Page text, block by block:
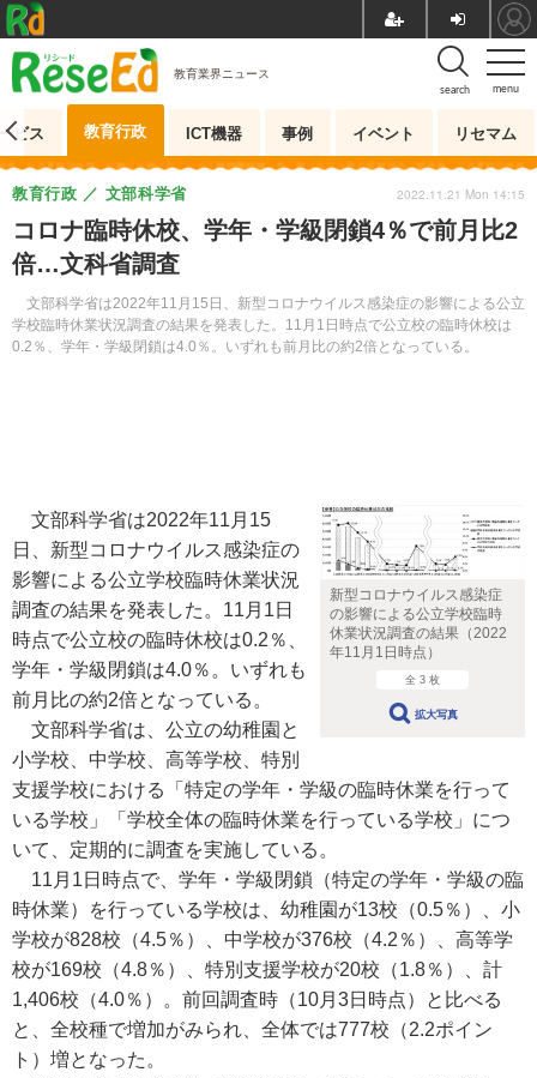
menu
search
教育業界ニュース
ビス 教育行政 ICT機器 事例 イベント リセマム
コロナ臨時休校、学年・学級閉鎖4％で前月比2
倍…文科省調査
文部科学省は2022年11月15日、新型コロナウイルス感染症の影響による公立
学校臨時休業状況調査の結果を発表した。11月1日時点で公立校の臨時休校は
0.2％、学年・学級閉鎖は4.0％。いずれも前月比の約2倍となっている。
教育行政 文部科学省 2022.11.21 Mon 14:15
新型コロナウイルス感染症
の影響による公立学校臨時
休業状況調査の結果（2022
年11月1日時点）
全 3 枚
拡大写真
文部科学省は2022年11月15
日、新型コロナウイルス感染症の
影響による公立学校臨時休業状況
調査の結果を発表した。11月1日
時点で公立校の臨時休校は0.2％、
学年・学級閉鎖は4.0％。いずれも
前月比の約2倍となっている。
文部科学省は、公立の幼稚園と
小学校、中学校、高等学校、特別
支援学校における「特定の学年・学級の臨時休業を行って
いる学校」「学校全体の臨時休業を行っている学校」につ
いて、定期的に調査を実施している。
11月1日時点で、学年・学級閉鎖（特定の学年・学級の臨
時休業）を行っている学校は、幼稚園が13校（0.5％）、小
学校が828校（4.5％）、中学校が376校（4.2％）、高等学
校が169校（4.8％）、特別支援学校が20校（1.8％）、計
1,406校（4.0％）。前回調査時（10月3日時点）と比べる
と、全校種で増加がみられ、全体では777校（2.2ポイン
ト）増となった。